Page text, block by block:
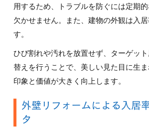
用するため、トラブルを防ぐには定期
欠かせません。また、建物の外観は入
す。
ひび割れや汚れを放置せず、ターゲッ
替えを行うことで、美しい見た目に生
印象と価値が大きく向上します。
外壁リフォームによる入居
タ